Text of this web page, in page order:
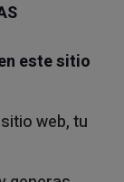
este sitio
web, tu